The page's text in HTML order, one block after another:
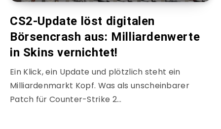
CS2-Update löst digitalen
Börsencrash aus: Milliardenwerte
in Skins vernichtet!
Ein Klick, ein Update und plötzlich steht ein
Milliardenmarkt Kopf. Was als unscheinbarer
Patch für Counter-Strike 2…